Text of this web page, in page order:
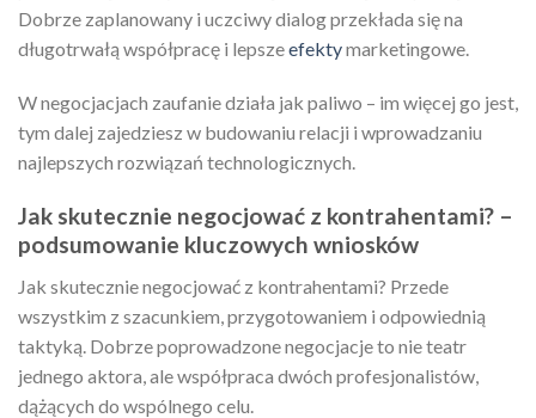
Dobrze zaplanowany i uczciwy dialog przekłada się na
długotrwałą współpracę i lepszeefektymarketingowe.
W negocjacjach zaufanie działa jak paliwo – im więcej go jest,
tym dalej zajedziesz w budowaniu relacji i wprowadzaniu
najlepszych rozwiązań technologicznych.
Jak skutecznie negocjować z kontrahentami? –
podsumowanie kluczowych wniosków
Jak skutecznie negocjować z kontrahentami? Przede
wszystkim z szacunkiem, przygotowaniem i odpowiednią
taktyką. Dobrze poprowadzone negocjacje to nie teatr
jednego aktora, ale współpraca dwóch profesjonalistów,
dążących do wspólnego celu.